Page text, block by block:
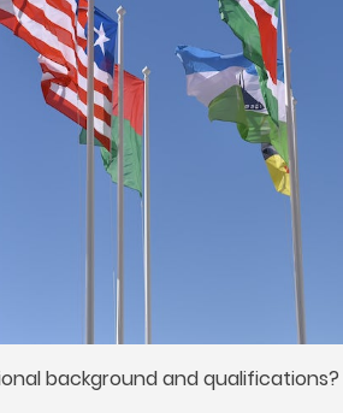
background and qualifications?